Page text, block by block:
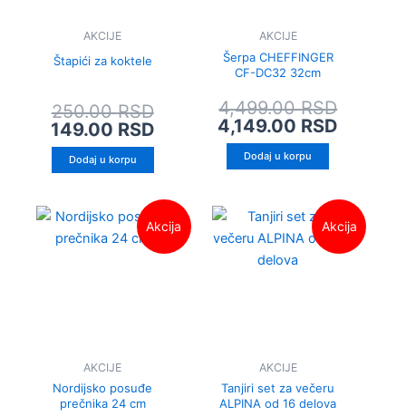
AKCIJE
Štapići za koktele
250.00RSD
149.00 RSD
Dodaj u korpu
AKCIJE
Šerpa CHEFFINGER
CF-DC32 32cm
4,499.00RSD
4,149.00 RSD
Dodaj u korpu
Akcija
AKCIJE
Nordijsko posuđe
prečnika 24 cm
Originalna
cena
je
Trenutna
cena
je:
199.00 RSD.
Akcija
AKCIJE
Tanjiri set za večeru
ALPINA od 16 delova
cena
je
cena
je: